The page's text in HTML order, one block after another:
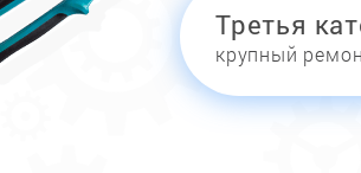
Третья
крупный